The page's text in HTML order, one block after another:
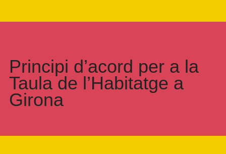
Principi d’acord per a la
Taula de l’Habitatge a
Girona